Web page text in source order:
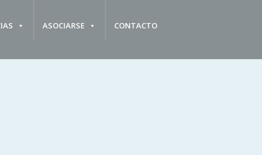
ASOCIARSE CONTACTO